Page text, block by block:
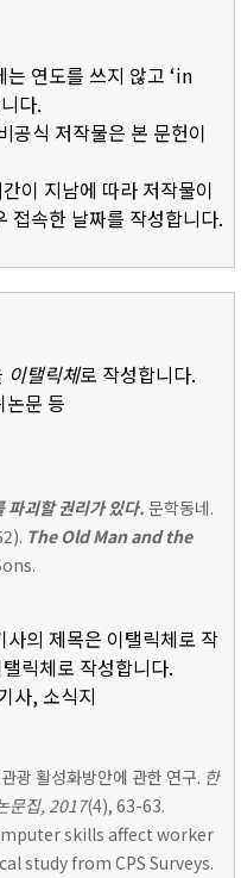
연도를 쓰지 않고 ‘in
다.
공식 저작물은 본 문헌이
이 지남에 따라 저작물이
접속한 날짜를 작성합니다.
이탤릭체로 작성합니다.
문 등
파괴할 권리가 있다. 문학동네.
The Old Man and the
의 제목은 이탤릭체로 작
릭체로 작성합니다.
사, 소식지
광 활성화방안에 관한 연구. 한
문집, 2017(4), 63-63.
skills affect worker
study from CPS Surveys.